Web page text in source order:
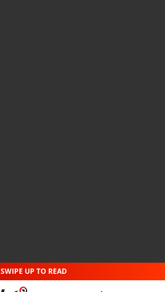
SWIPE UP TO READ